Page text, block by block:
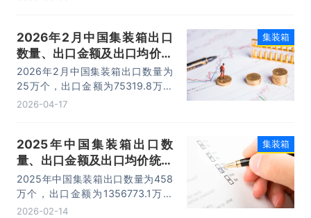
2026年2月中国集装箱出口
数量、出口金额及出口均价统
计分析
2026年2月中国集装箱出口数量为
25万个，出口金额为75319.8万美
元，出口均价为3012.8美元/个。
2026-04-17
集装箱
2025年中国集装箱出口数
量、出口金额及出口均价统计
分析
2025年中国集装箱出口数量为458
万个，出口金额为1356773.1万美
元，出口均价为2962.39美元/个。
2026-02-14
集装箱